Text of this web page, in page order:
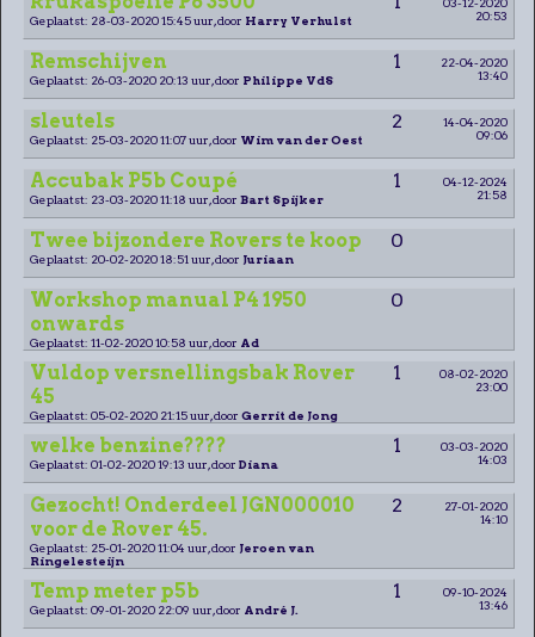
20:53
Geplaatst: 28-03-2020 15:45 uur, door Harry Verhulst
Remschijven 1
22-04-2020
13:40
Geplaatst: 26-03-2020 20:13 uur, door Philippe VdS
sleutels 2
14-04-2020
09:06
Geplaatst: 25-03-2020 11:07 uur, door Wim van der Oest
Accubak P5b Coupé 1
04-12-2024
21:58
Geplaatst: 23-03-2020 11:18 uur, door Bart Spijker
Twee bijzondere Rovers te koop 0
Geplaatst: 20-02-2020 18:51 uur, door Juriaan
Workshop manual P4 1950
onwards
0
Geplaatst: 11-02-2020 10:58 uur, door Ad
Vuldop versnellingsbak Rover
45
1
08-02-2020
23:00
Geplaatst: 05-02-2020 21:15 uur, door Gerrit de Jong
welke benzine???? 1
03-03-2020
14:03
Geplaatst: 01-02-2020 19:13 uur, door Diana
Gezocht! Onderdeel JGN000010
voor de Rover 45.
2
27-01-2020
14:10
Geplaatst: 25-01-2020 11:04 uur, door Jeroen van
Ringelesteijn
Temp meter p5b 1
09-10-2024
13:46
Geplaatst: 09-01-2020 22:09 uur, door André J.